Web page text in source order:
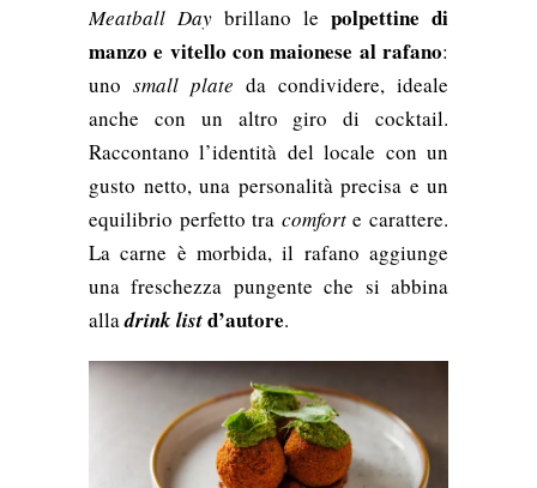
Meatball Day brillano le polpettine di
manzo e vitello con maionese al rafano:
uno small plate da condividere, ideale
anche con un altro giro di cocktail.
Raccontano l’identità del locale con un
gusto netto, una personalità precisa e un
equilibrio perfetto tra comforte carattere.
La carne è morbida, il rafano aggiunge
una freschezza pungente che si abbina
alladrink listd’autore.